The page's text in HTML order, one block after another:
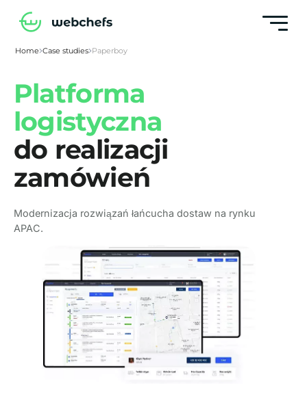
Home Case studies Paperboy
Platforma
logistyczna
do realizacji
zamówień
Modernizacja rozwiązań łańcucha dostaw na rynku
APAC.